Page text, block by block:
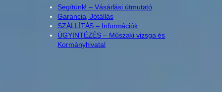
Segítünk! – Vásárlási útmutató
Garancia, Jótállás
SZÁLLÍTÁS – Információk
ÜGYINTÉZÉS – Műszaki vizsga és
Kormányhivatal